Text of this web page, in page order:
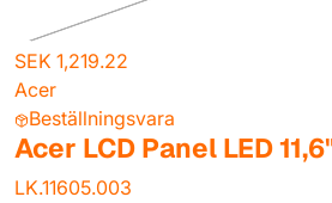
SEK 1,219.22
Acer
Beställningsvara
Acer LCD Panel LED
LK.11605.003